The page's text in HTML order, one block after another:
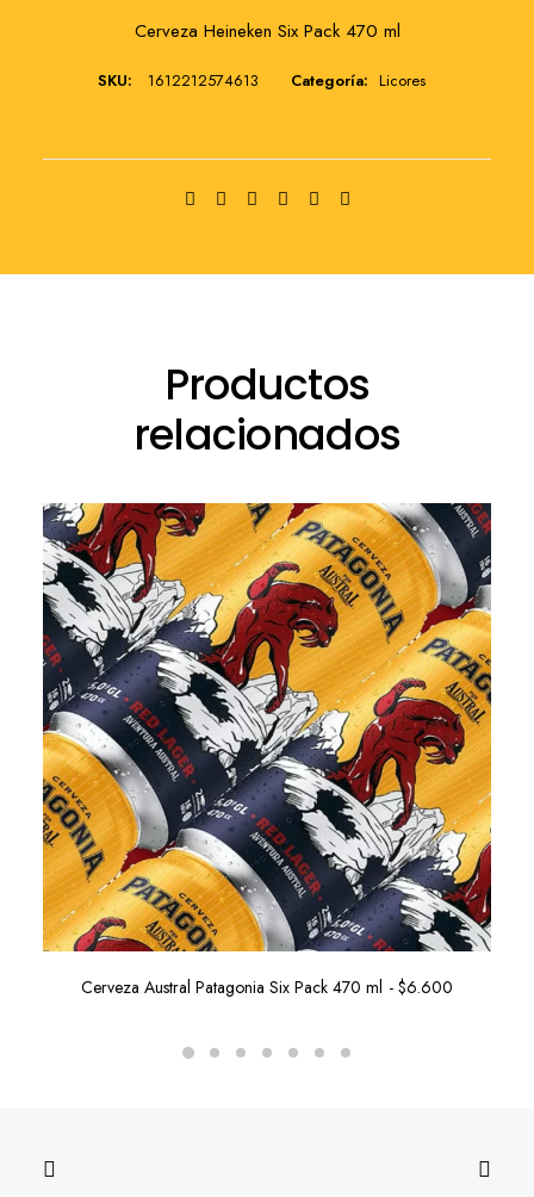
Cerveza Heineken Six Pack 470 ml
SKU: 1612212574613 Categoría: Licores
Productos
relacionados
Cerveza Austral Patagonia Six Pack 470 ml $6.600